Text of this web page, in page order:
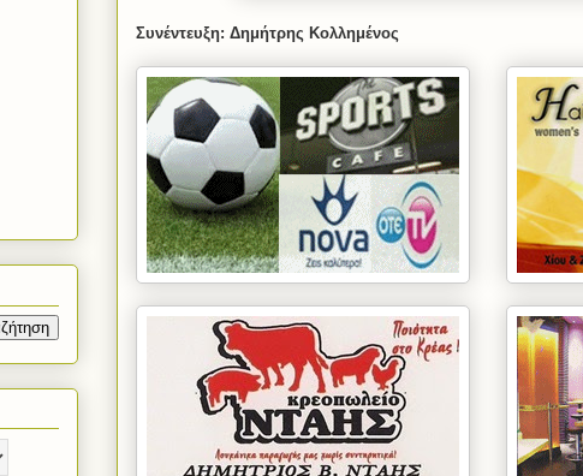
Συνέντευξη: Δημήτρης Κολλημένος